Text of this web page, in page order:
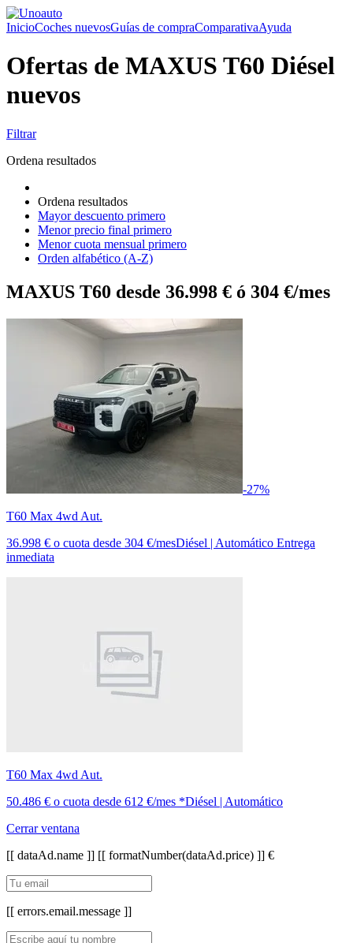
InicioCoches nuevosGuías de compraComparativaAyuda
Ofertas de MAXUS T60 Diésel
nuevos
Filtrar
Ordena resultados
Ordena resultados
Mayor descuento primero
Menor precio final primero
Menor cuota mensual primero
Orden alfabético (A-Z)
MAXUS T60 desde 36.998 € ó 304 €/mes
-27%
T60 Max 4wd Aut.
36.998 € o cuota desde 304 €/mesDiésel | Automático Entrega
inmediata
T60 Max 4wd Aut.
50.486 € o cuota desde 612 €/mes *Diésel | Automático
Cerrar ventana
[[ dataAd.name ]] [[ formatNumber(dataAd.price) ]] €
[[ errors.email.message ]]